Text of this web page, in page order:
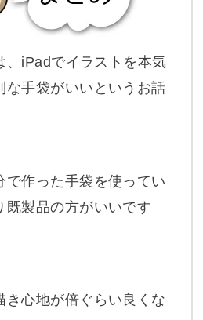
、iPadでイラストを本気
な手袋がいいというお話
で作った手袋を使ってい
既製品の方がいいです
き心地が倍ぐらい良くな